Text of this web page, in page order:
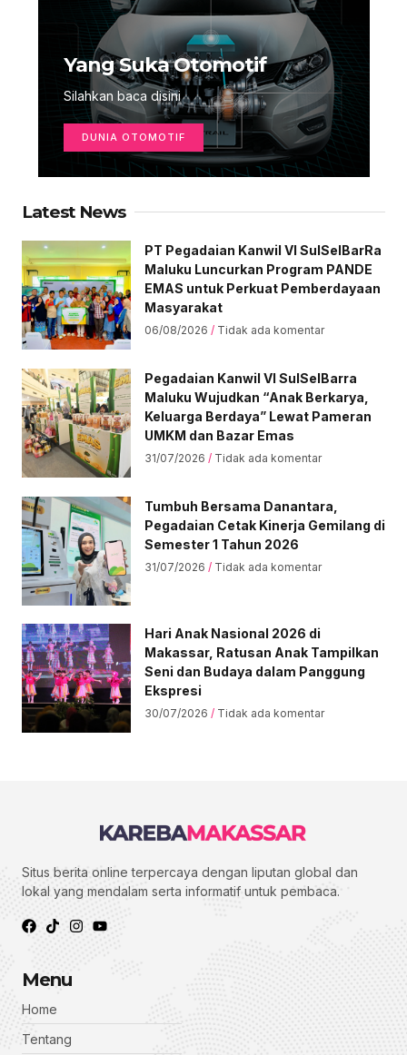
Yang Suka Otomotif
Silahkan baca disini
DUNIA OTOMOTIF
Latest News
PT Pegadaian Kanwil VI SulSelBarRa
Maluku Luncurkan Program PANDE
EMAS untuk Perkuat Pemberdayaan
Masyarakat
06/08/2026 Tidak ada komentar
Pegadaian Kanwil VI SulSelBarra
Maluku Wujudkan “Anak Berkarya,
Keluarga Berdaya” Lewat Pameran
UMKM dan Bazar Emas
31/07/2026 Tidak ada komentar
Tumbuh Bersama Danantara,
Pegadaian Cetak Kinerja Gemilang di
Semester 1 Tahun 2026
31/07/2026 Tidak ada komentar
Hari Anak Nasional 2026 di
Makassar, Ratusan Anak Tampilkan
Seni dan Budaya dalam Panggung
Ekspresi
30/07/2026 Tidak ada komentar
Situs berita online terpercaya dengan liputan global dan
lokal yang mendalam serta informatif untuk pembaca.
Menu
Home
Tentang